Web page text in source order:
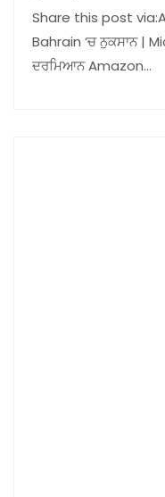
Share this post
Bahrain ‘ਚ ਨੁਕਸਾਨ |
ਦਰਮਿਆਨ Amazon…